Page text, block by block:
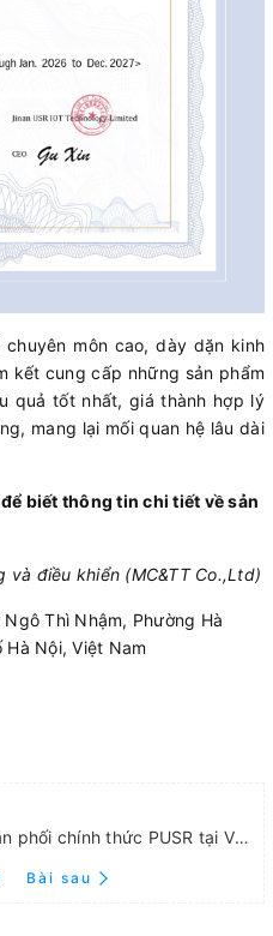
môn cao, dày dặn kinh
kết cung cấp những sản phẩm
quả tốt nhất, giá thành hợp lý
mang lại mối quan hệ lâu dài
biết thông tin chi tiết về sản
điều khiển (MC&TT Co.,Ltd)
Thì Nhậm, Phường Hà
Hà Nội, Việt Nam
PUSR Việt Nam - Đại diện phân phối chính thức PUSR tại Việt Nam
Bài sau